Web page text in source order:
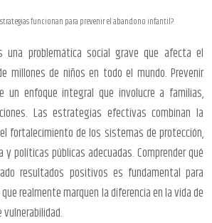
funcionan para prevenir el abandono infantil?
una problemática social grave que afecta el
millones de niños en todo el mundo. Prevenir
un enfoque integral que involucre a familias,
Las estrategias efectivas combinan la
fortalecimiento de los sistemas de protección,
políticas públicas adecuadas. Comprender qué
resultados positivos es fundamental para
realmente marquen la diferencia en la vida de